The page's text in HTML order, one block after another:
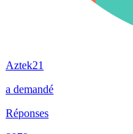
Aztek21
a demandé
Réponses